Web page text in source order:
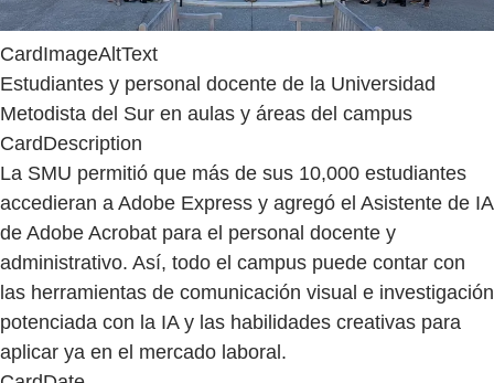
CardImageAltText
Estudiantes y personal docente de la Universidad
Metodista del Sur en aulas y áreas del campus
CardDescription
La SMU permitió que más de sus 10,000 estudiantes
accedieran a Adobe Express y agregó el Asistente de IA
de Adobe Acrobat para el personal docente y
administrativo. Así, todo el campus puede contar con
las herramientas de comunicación visual e investigación
potenciada con la IA y las habilidades creativas para
aplicar ya en el mercado laboral.